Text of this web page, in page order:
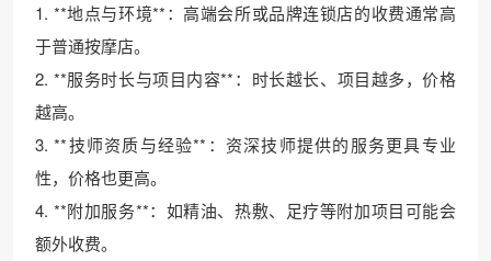
1. **地点与环境**：高端会所或品牌连锁店的收费通常高
于普通按摩店。
2. **服务时长与项目内容**：时长越长、项目越多，价格
越高。
3. **技师资质与经验**：资深技师提供的服务更具专业
性，价格也更高。
4. **附加服务**：如精油、热敷、足疗等附加项目可能会
额外收费。